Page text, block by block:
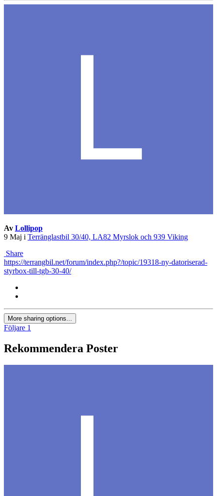
Av Lollipop
9 Maj i Terränglastbil 30/40, LA82 Myrslok och 939 Viking
Share
https://terrangbil.net/forum/index.php?/topic/19318-ny-datoriserad-
styrbox-till-tgb-30-40/
More sharing options...
Följare 1
Rekommendera Poster